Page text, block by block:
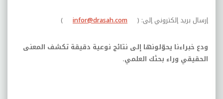
إرسال بريد إلكتروني إلى: ( infor@drasah.com
)
ودع خبراءنا يحوّلونها إلى نتائج نوعية دقيقة تكشف المعنى
الحقيقي وراء بحثك العلمي.